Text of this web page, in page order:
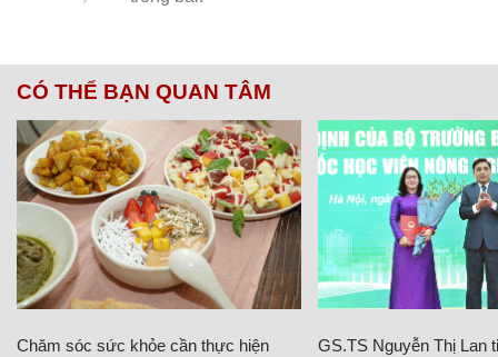
CÓ THỂ BẠN QUAN TÂM
Chăm sóc sức khỏe cần thực hiện
GS.TS Nguyễn Thị Lan